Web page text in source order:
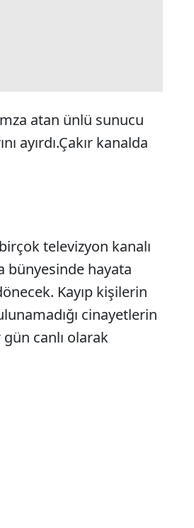
atan ünlü sunucu
ayırdı.Çakır kanalda
televizyon kanalı
bünyesinde hayata
Kayıp kişilerin
cinayetlerin
gün canlı olarak